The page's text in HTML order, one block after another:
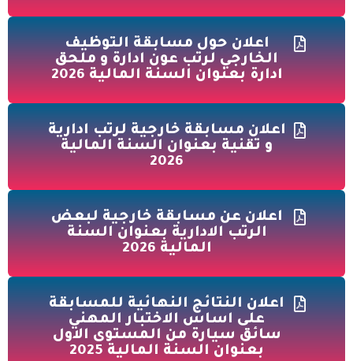
اعلان حول مسابقة التوظيف
الخارجي لرتب عون ادارة و ملحق
ادارة بعنوان السنة المالية 2026
اعلان مسابقة خارجية لرتب ادارية
و تقنية بعنوان السنة المالية
2026
اعلان عن مسابقة خارجية لبعض
الرتب الادارية بعنوان السنة
المالية 2026
اعلان النتائج النهائية للمسابقة
على اساس الاختبار المهني
سائق سيارة من المستوى الاول
بعنوان السنة المالية 2025